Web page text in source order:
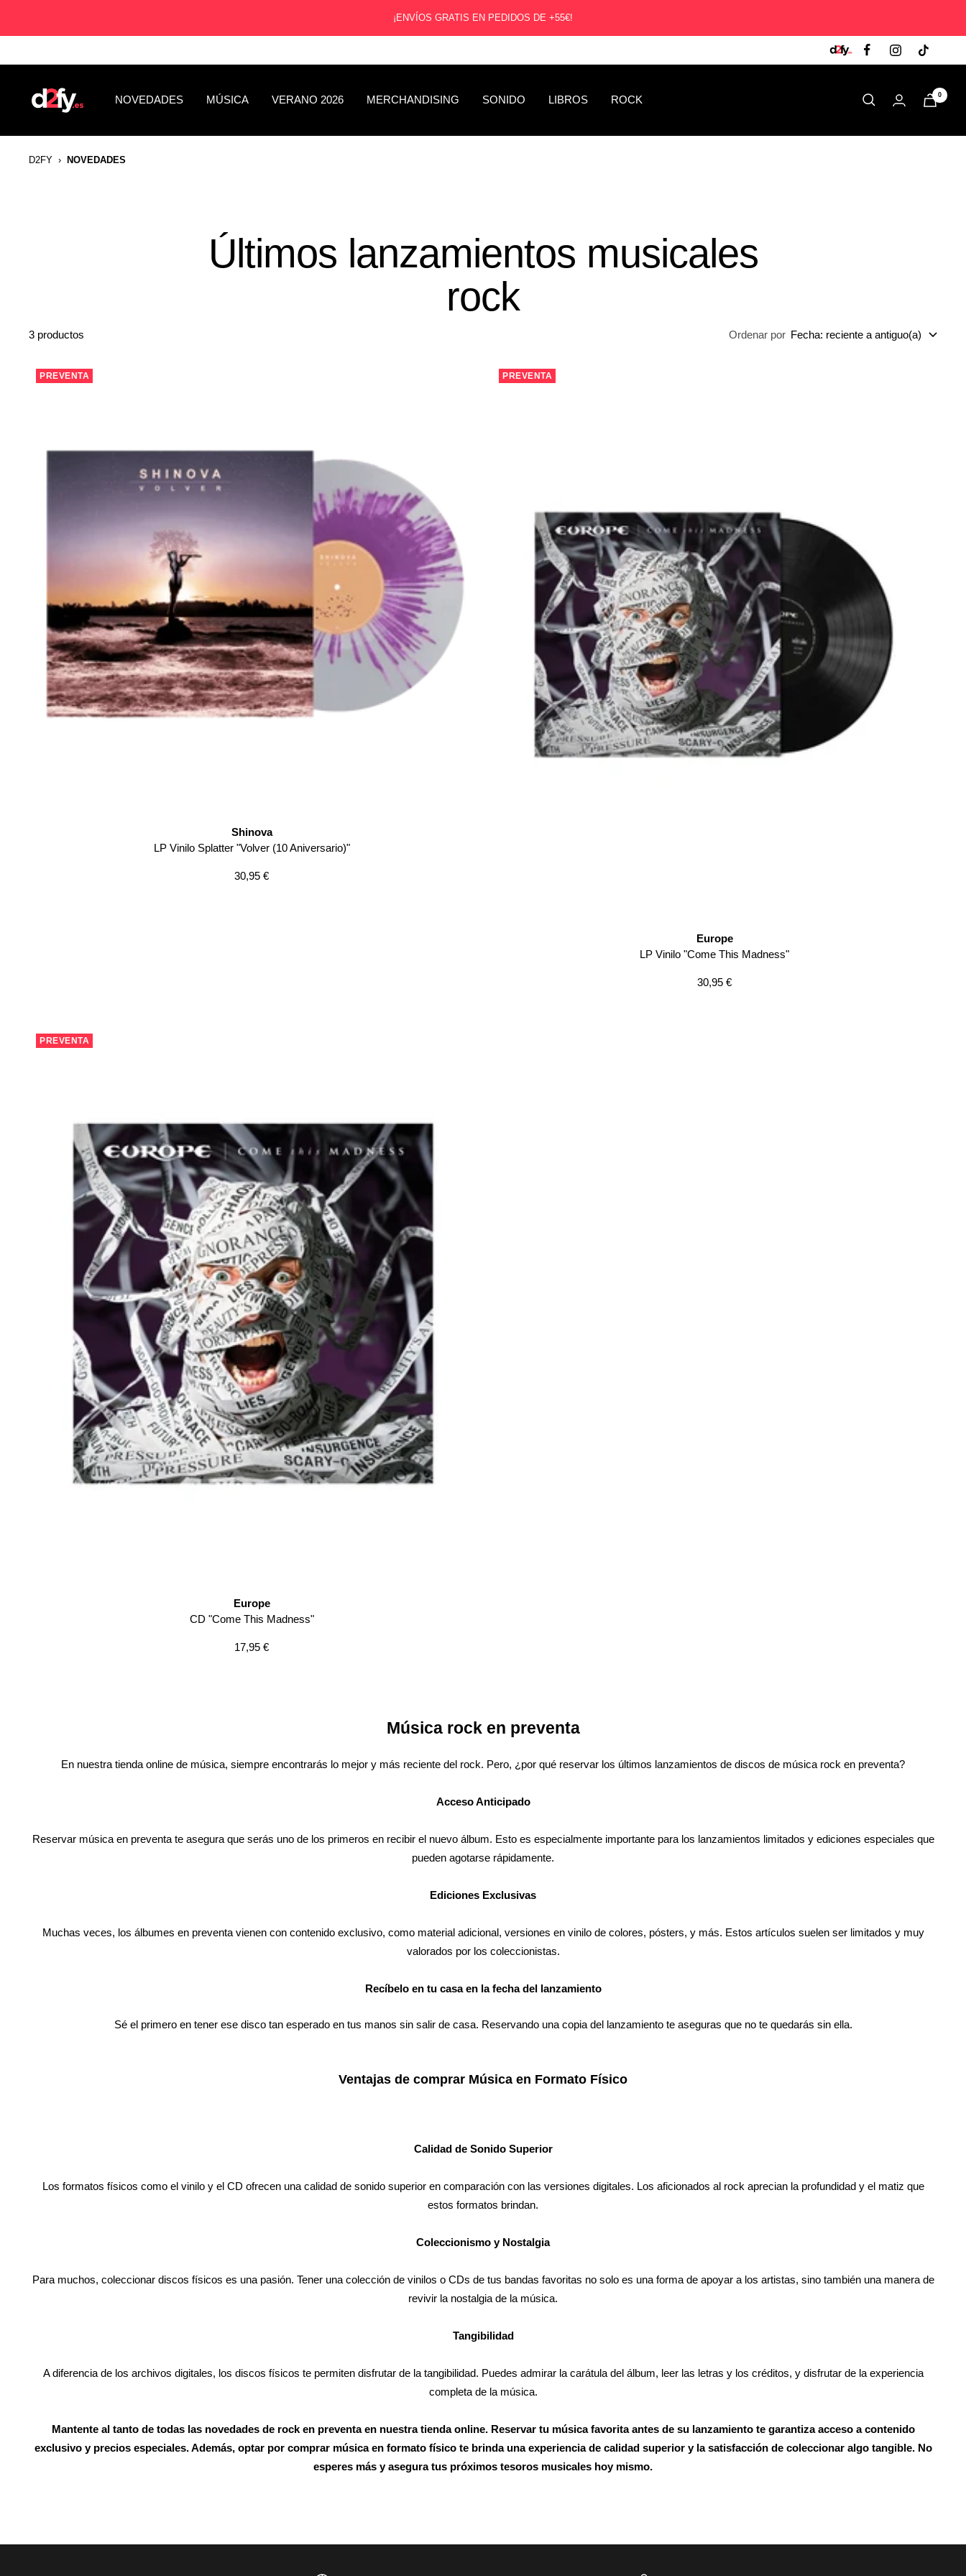
¡ENVÍOS GRATIS EN PEDIDOS DE +55€!
NOVEDADES MÚSICA VERANO 2026 MERCHANDISING SONIDO LIBROS ROCK
D2fy
Fans
0
D2FY › NOVEDADES
Últimos lanzamientos musicales
rock
3 productos Ordenar por Fecha: reciente a antiguo(a)
PREVENTA
Shinova
LP Vinilo Splatter "Volver (10 Aniversario)"
Precio
30,95 €
PREVENTA
Europe
LP Vinilo "Come This Madness"
Precio
30,95 €
PREVENTA
Europe
CD "Come This Madness"
Precio
17,95 €
Música rock en preventa
En nuestra tienda online de música, siempre encontrarás lo mejor y más reciente del rock. Pero, ¿por qué reservar los últimos lanzamientos de discos de música rock en preventa?
Acceso Anticipado
Reservar música en preventa te asegura que serás uno de los primeros en recibir el nuevo álbum. Esto es especialmente importante para los lanzamientos limitados y ediciones especiales que
pueden agotarse rápidamente.
Ediciones Exclusivas
Muchas veces, los álbumes en preventa vienen con contenido exclusivo, como material adicional, versiones en vinilo de colores, pósters, y más. Estos artículos suelen ser limitados y muy
valorados por los coleccionistas.
Recíbelo en tu casa en la fecha del lanzamiento
Sé el primero en tener ese disco tan esperado en tus manos sin salir de casa. Reservando una copia del lanzamiento te aseguras que no te quedarás sin ella.
Ventajas de comprar Música en Formato Físico
Calidad de Sonido Superior
Los formatos físicos como el vinilo y el CD ofrecen una calidad de sonido superior en comparación con las versiones digitales. Los aficionados al rock aprecian la profundidad y el matiz que
estos formatos brindan.
Coleccionismo y Nostalgia
Para muchos, coleccionar discos físicos es una pasión. Tener una colección de vinilos o CDs de tus bandas favoritas no solo es una forma de apoyar a los artistas, sino también una manera de
revivir la nostalgia de la música.
Tangibilidad
A diferencia de los archivos digitales, los discos físicos te permiten disfrutar de la tangibilidad. Puedes admirar la carátula del álbum, leer las letras y los créditos, y disfrutar de la experiencia
completa de la música.
Mantente al tanto de todas las novedades de rock en preventa en nuestra tienda online. Reservar tu música favorita antes de su lanzamiento te garantiza acceso a contenido
exclusivo y precios especiales. Además, optar por comprar música en formato físico te brinda una experiencia de calidad superior y la satisfacción de coleccionar algo tangible. No
esperes más y asegura tus próximos tesoros musicales hoy mismo.